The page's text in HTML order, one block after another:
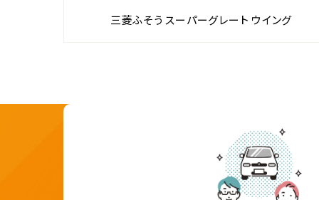
三菱ふそう スーパーグレート ウイング